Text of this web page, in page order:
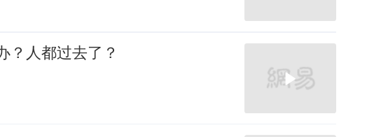
？人都过去了？